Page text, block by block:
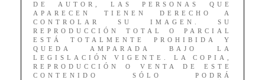
DE AUTOR, LAS PERSONAS QUE
APARECEN TIENEN DERECHO A
CONTROLAR SU IMAGEN. SU
REPRODUCCIÓN TOTAL O PARCIAL
ESTÁ TOTALMENTE PROHIBIDA Y
QUEDA AMPARADA BAJO LA
LEGISLACIÓN VIGENTE. LA COPIA,
REPRODUCCIÓN O VENTA DE ESTE
CONTENIDO SÓLO PODRÁ